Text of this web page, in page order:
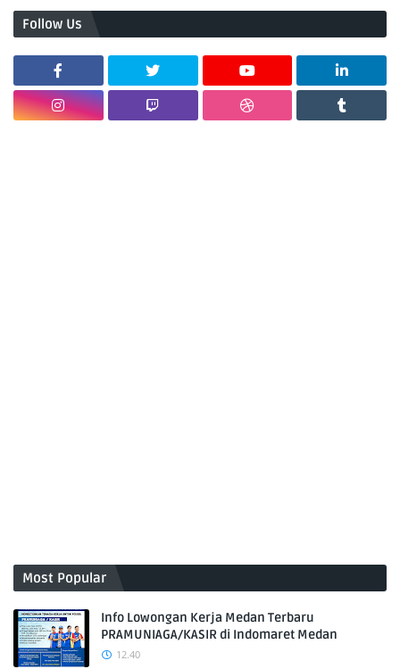
Follow Us
Most Popular
Info Lowongan Kerja Medan Terbaru
PRAMUNIAGA/KASIR di Indomaret Medan
12.40